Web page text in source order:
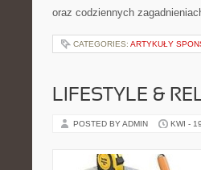
oraz codziennych
CATEGORIES: ARTYKUŁY
LIFESTYLE &
POSTED BY ADMIN KWI -